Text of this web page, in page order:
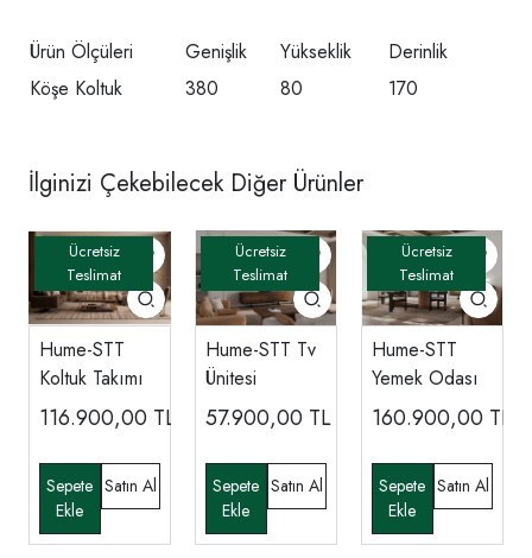
Ürün Ölçüleri Genişlik Yükseklik
Derinlik
Köşe Koltuk
380 80 170
İlginizi Çekebilecek Diğer Ürünler
Hume-STT
Koltuk Takımı
116.900,00 TL
Hume-STT Tv
Ünitesi
57.900,00 TL
Hume-STT
Yemek Odası
160.900,00 TL